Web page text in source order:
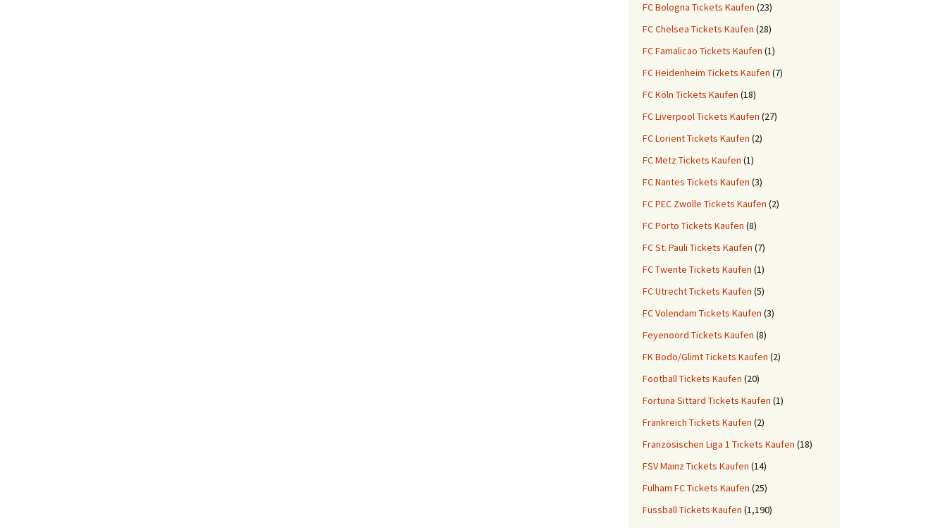
FC Bologna Tickets Kaufen (23)
FC Chelsea Tickets Kaufen (28)
FC Famalicao Tickets Kaufen (1)
FC Heidenheim Tickets Kaufen (7)
FC Köln Tickets Kaufen (18)
FC Liverpool Tickets Kaufen (27)
FC Lorient Tickets Kaufen (2)
FC Metz Tickets Kaufen (1)
FC Nantes Tickets Kaufen (3)
FC PEC Zwolle Tickets Kaufen (2)
FC Porto Tickets Kaufen (8)
FC St. Pauli Tickets Kaufen (7)
FC Twente Tickets Kaufen (1)
FC Utrecht Tickets Kaufen (5)
FC Volendam Tickets Kaufen (3)
Feyenoord Tickets Kaufen (8)
FK Bodo/Glimt Tickets Kaufen (2)
Football Tickets Kaufen (20)
Fortuna Sittard Tickets Kaufen (1)
Frankreich Tickets Kaufen (2)
Französischen Liga 1 Tickets Kaufen (18)
FSV Mainz Tickets Kaufen (14)
Fulham FC Tickets Kaufen (25)
Fussball Tickets Kaufen (1,190)